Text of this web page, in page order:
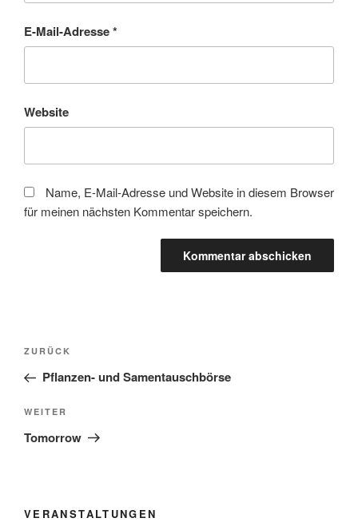
E-Mail-Adresse*
Website
Name, E-Mail-Adresse und Website in diesem Browser
für meinen nächsten Kommentar speichern.
Beitragsnavigation
Vorheriger
Beitrag
ZURÜCK
Pflanzen- und Samentauschbörse
Nächster
Beitrag
WEITER
Tomorrow
VERANSTALTUNGEN